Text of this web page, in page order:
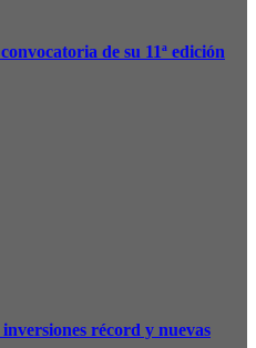
de su 11ª edición
récord y nuevas